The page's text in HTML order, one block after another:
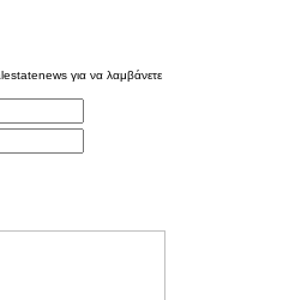
για να λαμβάνετε